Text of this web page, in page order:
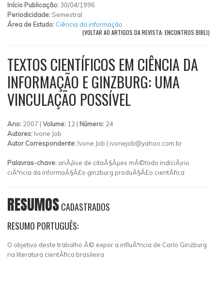
Início Publicação: 30/04/1996
Periodicidade: Semestral
Área de Estudo: Ciência da informação
(VOLTAR AO ARTIGOS DA REVISTA: ENCONTROS BIBLI)
TEXTOS CIENTÍFICOS EM CIÊNCIA DA
INFORMAÇÃO E GINZBURG: UMA
VINCULAÇÃO POSSÍVEL
Ano: 2007 | Volume: 12 | Número: 24
Autores: Ivone Job
Autor Correspondente: Ivone Job | ivonejob@yahoo.com.br
Palavras-chave: anÃ¡lise de citaÃ§Ãµes mÃ©todo indiciÃ¡rio
ciÃªncia da informaÃ§Ã£o ginzburg produÃ§Ã£o cientÃ­fica
RESUMOSCADASTRADOS
RESUMO PORTUGUÊS:
O objetivo deste trabalho Ã© expor a influÃªncia de Carlo Ginzburg
na literatura cientÃ­fica brasileira